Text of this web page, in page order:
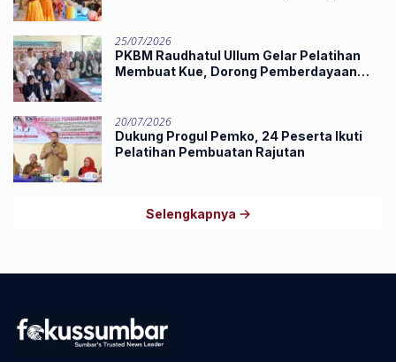
25/07/2026
PKBM Raudhatul Ullum Gelar Pelatihan
Membuat Kue, Dorong Pemberdayaan
20/07/2026
Dukung Progul Pemko, 24 Peserta Ikuti
Pelatihan Pembuatan Rajutan
Selengkapnya